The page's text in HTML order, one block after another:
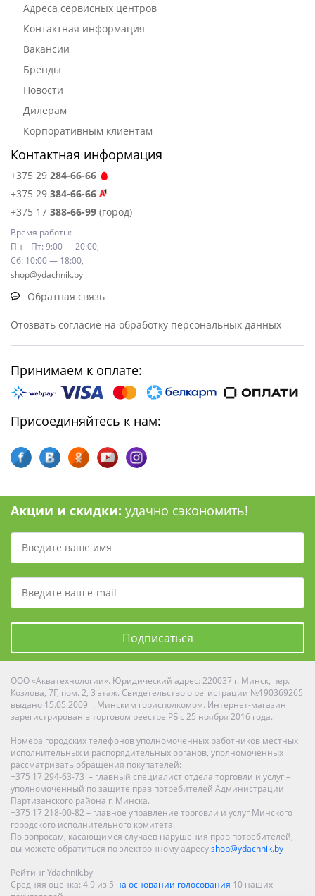
Адреса сервисных центров
Контактная информация
Вакансии
Бренды
Новости
Дилерам
Корпоративным клиентам
Контактная информация
+375 29 284-66-66
+375 29 384-66-66
+375 17 388-66-99 (город)
Время работы:
Пн – Пт: 9:00 — 20:00,
Сб: 10:00 — 18:00,
shop@ydachnik.by
Обратная связь
Отозвать согласие на обработку персональных данных
Принимаем к оплате:
Присоединяйтесь к нам:
Акции и скидки: удачно сэкономить!
Подписаться
ООО «Акватехнологии». Юридический адрес: 220037 г. Минск, пер.
Козлова, 7Г, пом. 2, 3 этаж. Свидетельство о регистрации №190369265
выдано 15.05.2009 г. Минским горисполкомом. Интернет-магазин
зарегистрирован в торговом реестре РБ с 25 ноября 2016 года.
Номера городских телефонов уполномоченных работников местных
исполнительных и распорядительных органов, уполномоченных
рассматривать обращения покупателей:
+375 17 294-63-73 – главный специалист отдела торговли и услуг –
уполномоченный по защите прав потребителей Администрации
Партизанского района г. Минска.
+375 17 218-00-82 – главное управление торговли и услуг Минского
городского исполнительного комитета.
По вопросам, касающимся случаев нарушения прав потребителей,
вы можете обратиться по электронному адресуshop@ydachnik.by
Рейтинг Ydachnik.by
Средняя оценка: 4.9 из 5 на основании голосования 10 наших